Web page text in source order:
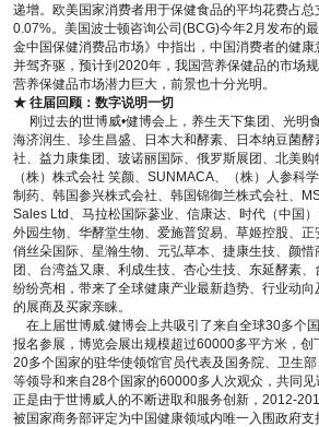
递增。欧美国家消费者用于保健食品的平均花费占
0.07%。美国波士顿咨询公司(BCG)今年2月发布的
金中国保健消费品市场》中指出，中国消费者的健
并驾齐驱，预计到2020年，我国营养保健品的市场
营养保健品市场潜力巨大，前景也十分光明。
★ 往届回顾：数字说明一切
刚过去的世博威•健博会上，养生天下集团、光明
海济润生、珍生昌盛、日本大和酵素、日本纳豆菌
社、益力康集团、玻诺丽国际、俄罗斯展团、北美购
（株）株式会社 笑颜、SUNMACA、（株）人参科
制药、韩国参兴株式会社、韩国锦御兰株式会社、
Sales Ltd、马拉松国际蔘业、信康达、时代（中国
外园生物、华酵堂生物、爱施普贸易、草姬控股、正
俏丝朵国际、星瀚生物、元弘草本、捷康生技、颜
团、台湾益又康、利成生技、杏心生技、东延酵素
纷纷亮相，带来了全球健康产业最新趋势、行业动
的展商及买家亲睐。
在上届世博威.健博会上共吸引了来自全球30多个
报名参展，博览会展出规模超过60000多平方米，创
20多个国家的驻华使领馆官员代表及国务院、卫生
等领导和来自28个国家的60000多人次观众，共同见
正是由于世博威人的不断进取和服务创新，2012-
被国家商务部评定为中国健康领域内唯一入围政府